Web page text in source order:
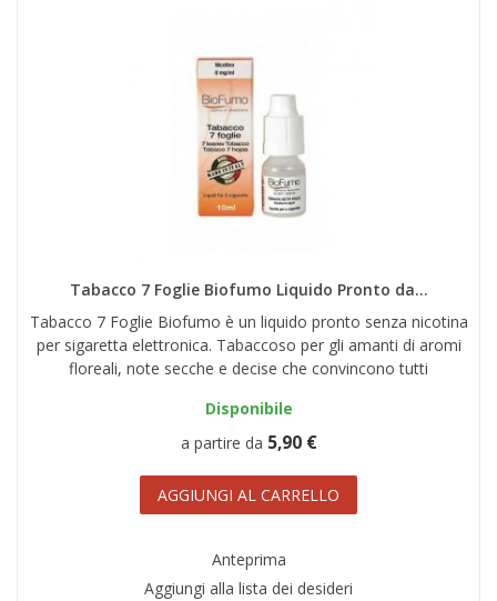
Tabacco 7 Foglie Biofumo Liquido Pronto da...
Tabacco 7 Foglie Biofumo è un liquido pronto senza nicotina
per sigaretta elettronica. Tabaccoso per gli amanti di aromi
floreali, note secche e decise che convincono tutti
Disponibile
a partire da 5,90 €
AGGIUNGI AL CARRELLO
Anteprima
Aggiungi alla lista dei desideri